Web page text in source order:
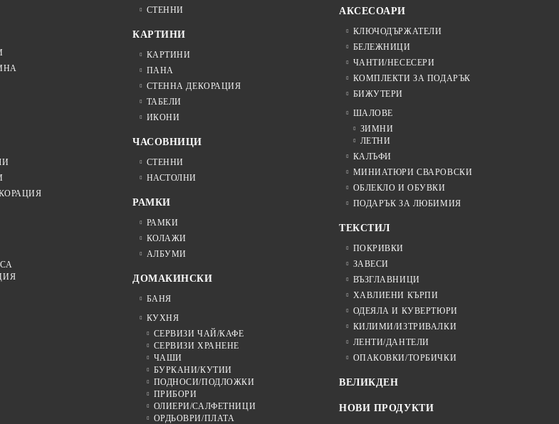
СТЕННИ
КАРТИНИ
КАРТИНИ
ПАНА
СТЕННА ДЕКОРАЦИЯ
ТАБЕЛИ
ИКОНИ
ЧАСОВНИЦИ
СТЕННИ
НАСТОЛНИ
РАМКИ
РАМКИ
КОЛАЖИ
АЛБУМИ
ДОМАКИНСКИ
БАНЯ
КУХНЯ
СЕРВИЗИ ЧАЙ/КАФЕ
СЕРВИЗИ ХРАНЕНЕ
ЧАШИ
БУРКАНИ/КУТИИ
ПОДНОСИ/ПОДЛОЖКИ
ПРИБОРИ
ОЛИЕРИ/САЛФЕТНИЦИ
ОРДЬОВРИ/ПЛАТА
АКСЕСОАРИ
КЛЮЧОДЪРЖАТЕЛИ
БЕЛЕЖНИЦИ
ЧАНТИ/НЕСЕСЕРИ
КОМПЛЕКТИ ЗА ПОДАРЪК
БИЖУТЕРИ
ШАЛОВЕ
ЗИМНИ
ЛЕТНИ
КАЛЪФИ
МИНИАТЮРИ СВАРОВСКИ
ОБЛЕКЛО И ОБУВКИ
ПОДАРЪК ЗА ЛЮБИМИЯ
ТЕКСТИЛ
ПОКРИВКИ
ЗАВЕСИ
ВЪЗГЛАВНИЦИ
ХАВЛИЕНИ КЪРПИ
ОДЕЯЛА И КУВЕРТЮРИ
КИЛИМИ/ИЗТРИВАЛКИ
ЛЕНТИ/ДАНТЕЛИ
ОПАКОВКИ/ТОРБИЧКИ
ВЕЛИКДЕН
НОВИ ПРОДУКТИ